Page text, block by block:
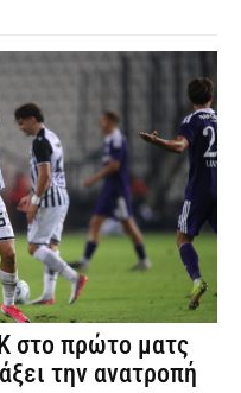
στο πρώτο ματς
την ανατροπή